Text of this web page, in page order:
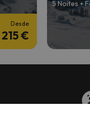
Desde
215 €
5 Noites +